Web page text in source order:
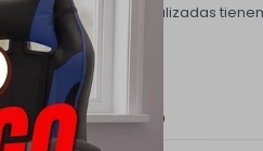
Todas las compras realizadas
cambio.
Ver mas
Medios de pago